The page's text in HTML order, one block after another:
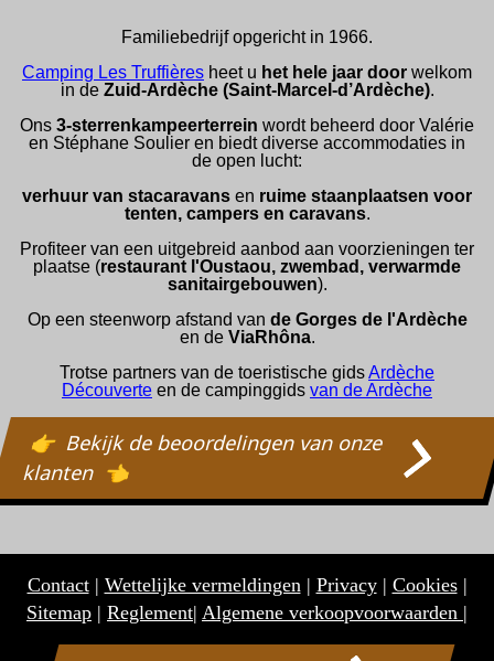
Familiebedrijf opgericht in 1966.
Camping Les Truffières heet u het hele jaar door welkom
in de Zuid-Ardèche (Saint-Marcel-d’Ardèche).
Ons 3-sterrenkampeerterrein wordt beheerd door Valérie
en Stéphane Soulier en biedt diverse accommodaties in
de open lucht:
verhuur van stacaravans en ruime staanplaatsen voor
tenten, campers en caravans.
Profiteer van een uitgebreid aanbod aan voorzieningen ter
plaatse (restaurant l'Oustaou, zwembad, verwarmde
sanitairgebouwen).
Op een steenworp afstand van de Gorges de l'Ardèche
en de ViaRhôna.
Trotse partners van de toeristische gidsArdèche
Découverte en de campinggids van de Ardèche
Bekijk de beoordelingen van onze
klanten
Contact| Wettelijke vermeldingen| Privacy| Cookies|
Sitemap | Reglement| Algemene verkoopvoorwaarden |